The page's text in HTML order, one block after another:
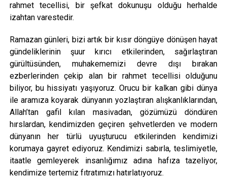
rahmet tecellisi, bir şefkat dokunuşu olduğu herhalde
izahtan varestedir.
Ramazan günleri, bizi artık bir kısır döngüye dönüşen hayat
gündeliklerinin şuur kırıcı etkilerinden, sağırlaştıran
gürültüsünden, muhakememizi devre dışı bırakan
ezberlerinden çekip alan bir rahmet tecellisi olduğunu
biliyor, bu hissiyatı yaşıyoruz. Orucu bir kalkan gibi dünya
ile aramıza koyarak dünyanın yozlaştıran alışkanlıklarından,
Allah’tan gafil kılan masivadan, gözümüzü döndüren
hırslardan, kendimizden geçiren şehvetlerden ve modern
dünyanın her türlü uyuşturucu etkilerinden kendimizi
korumaya gayret ediyoruz. Kendimizi sabırla, teslimiyetle,
itaatle gemleyerek insanlığımız adına hafıza tazeliyor,
kendimize tertemiz fıtratımızı hatırlatıyoruz.